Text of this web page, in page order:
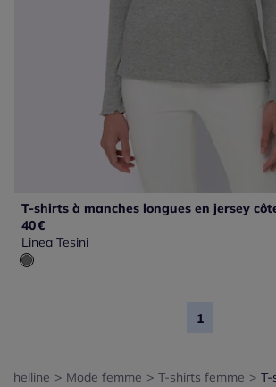
T-shirts à manches longues en jersey
40€
Linea Tesini
1
helline > Mode femme > T-shirts femme > T-